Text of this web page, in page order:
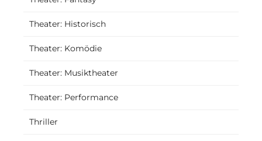
Theater: Historisch
Theater: Komödie
Theater: Musiktheater
Theater: Performance
Thriller